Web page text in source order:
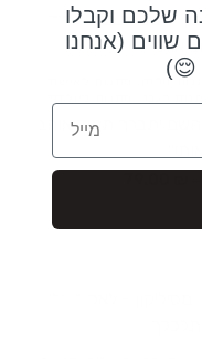
זולות
״השם יתברך תמיד אוהב
שלכם וקבלו
שווים (אנחנו
😌)
Email